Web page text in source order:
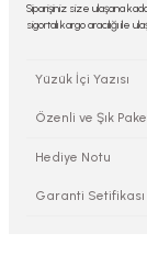
Siparişiniz size ulaşana
sigortalı kargo aracılığı ile
Yüzük İçi Yazısı
Özenli ve Şık
Hediye Notu
Garanti Setifikası